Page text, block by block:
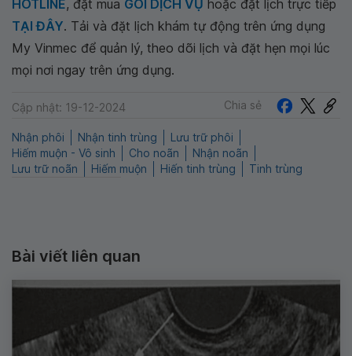
HOTLINE, đặt mua GÓI DỊCH VỤ hoặc đặt lịch trực tiếp
TẠI ĐÂY. Tải và đặt lịch khám tự động trên ứng dụng
My Vinmec để quản lý, theo dõi lịch và đặt hẹn mọi lúc
mọi nơi ngay trên ứng dụng.
Cập nhật: 19-12-2024 Chia sẻ
Nhận phôi Nhận tinh trùng
Lưu trữ phôi
Hiếm muộn - Vô sinh
Cho noãn
Nhận noãn
Lưu trữ noãn
Hiếm muộn Hiến tinh trùng Tinh trùng
Bài viết liên quan